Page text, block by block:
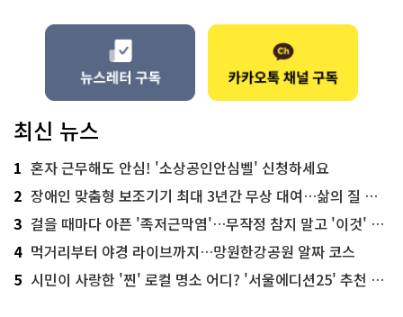
최신 뉴스
1 혼자 근무해도 안심! '소상공인안심벨' 신청하세요
2 장애인 맞춤형 보조기기 최대 3년간 무상 대여…삶의 질 높인다
3 걸을 때마다 아픈 '족저근막염'…무작정 참지 말고 '이것' 해보세요!
4 먹거리부터 야경 라이브까지…망원한강공원 알짜 코스
5 시민이 사랑한 '찐' 로컬 명소 어디? '서울에디션25' 추천 코스